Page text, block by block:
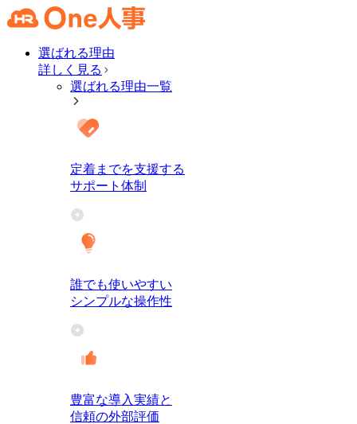
選ばれる理由
詳しく見る
選ばれる理由一覧
定着までを支援する
サポート体制
誰でも使いやすい
シンプルな操作性
豊富な導入実績と
信頼の外部評価